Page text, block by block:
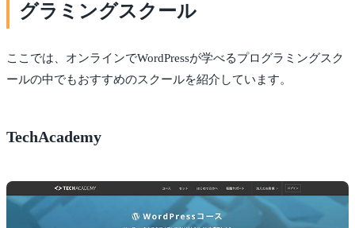
グラミングスクール
ここでは、オンラインでWordPressが学べるプログラミングスク
ールの中でもおすすめのスクールを紹介しています。
TechAcademy